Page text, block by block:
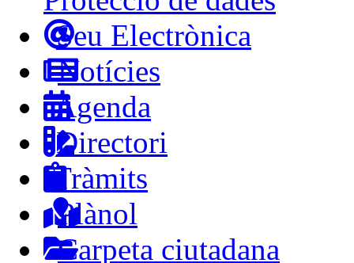
Seu Electrònica
Notícies
Agenda
Directori
Tràmits
Plànol
Carpeta ciutadana